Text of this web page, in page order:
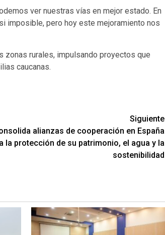
ver nuestras vías en mejor estado. En
imposible, pero hoy este mejoramiento nos
zonas rurales, impulsando proyectos que
caucanas.
Siguiente
alianzas de cooperación en España
la protección de su patrimonio, el agua y la
sostenibilidad